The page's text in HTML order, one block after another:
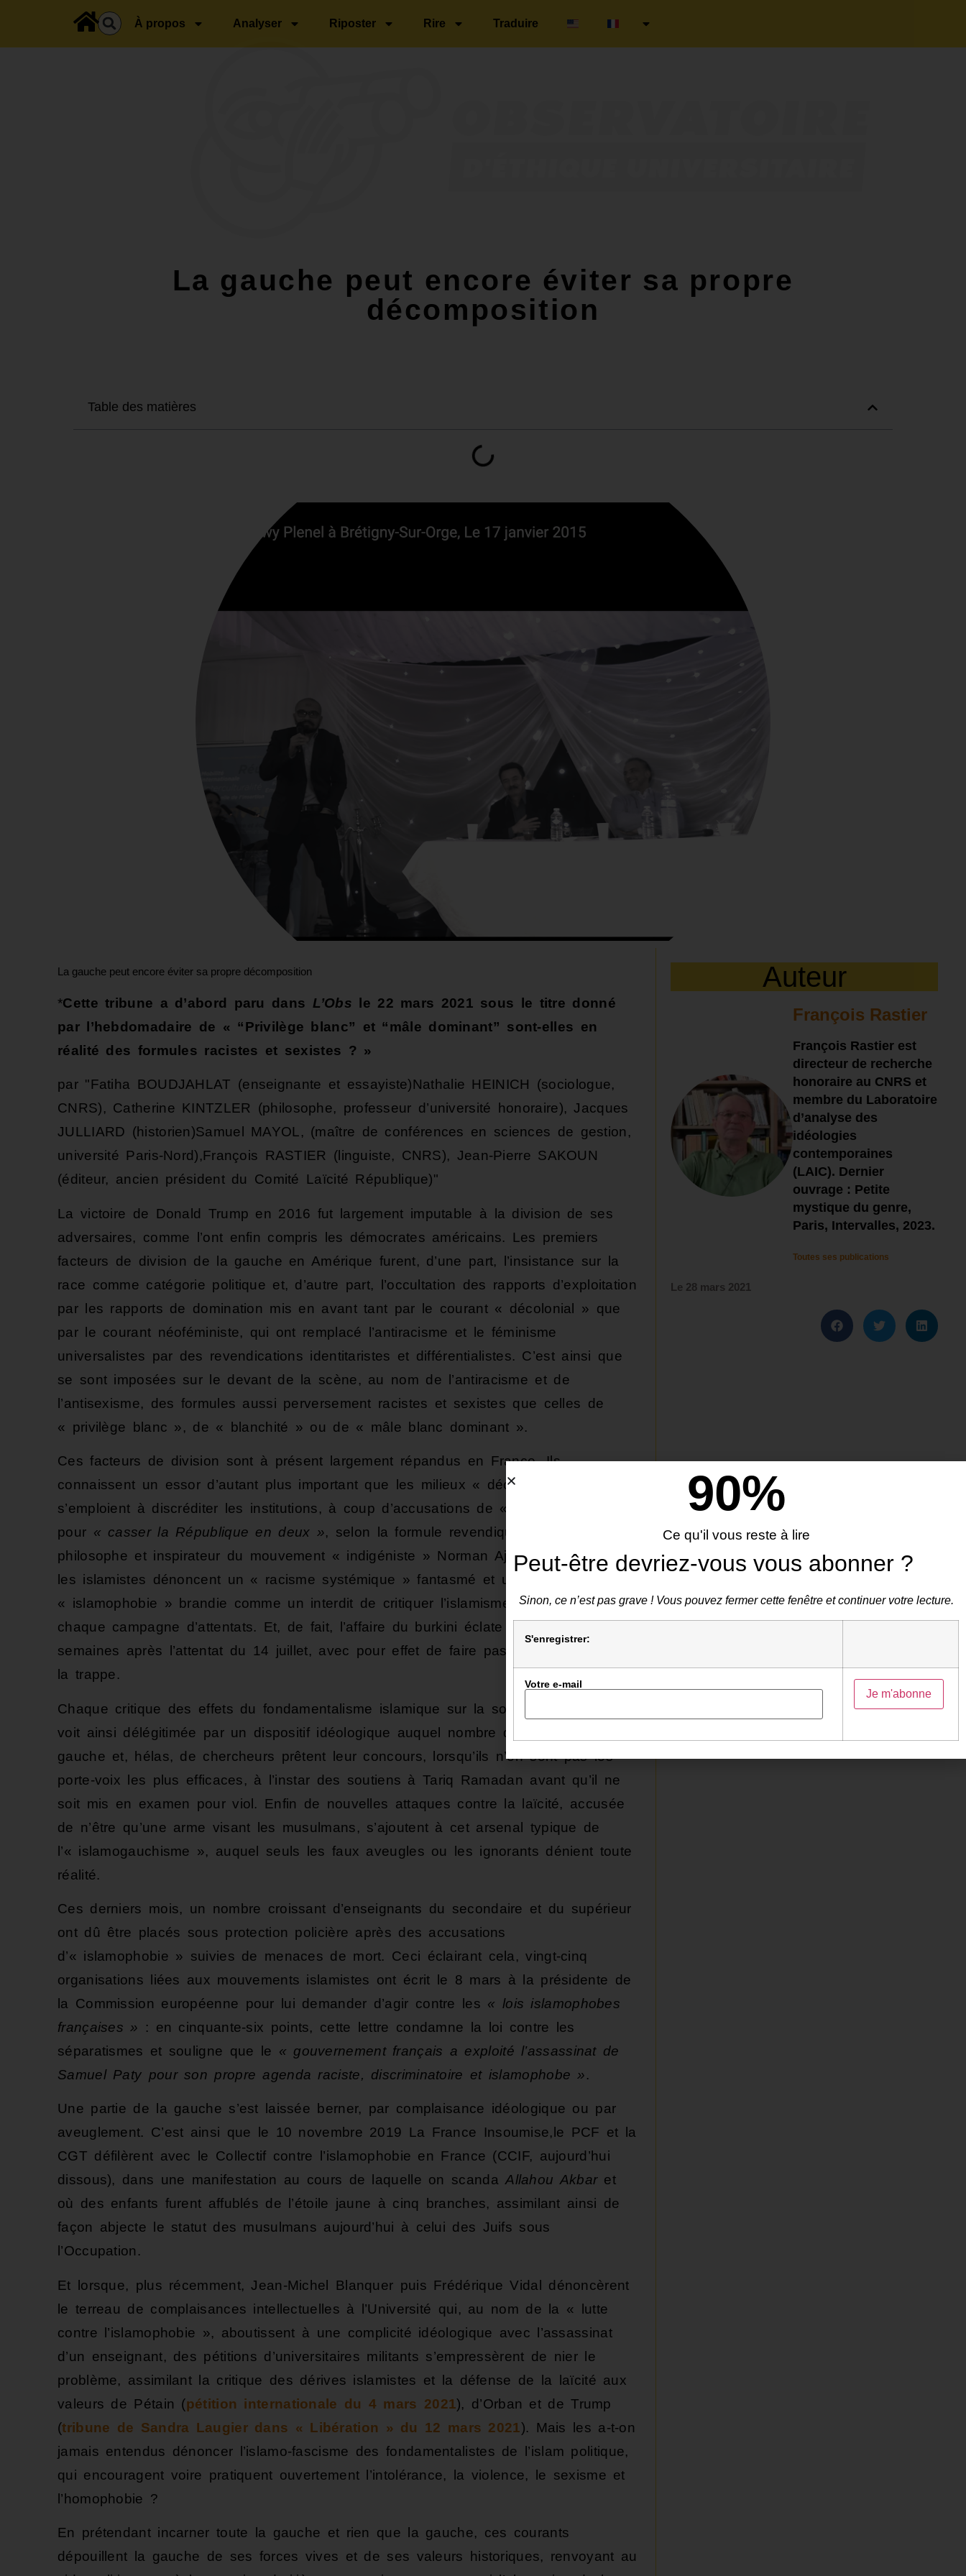
À propos Analyser Riposter Rire Traduire
La gauche peut encore éviter sa propre
décomposition
Table des matières
La gauche peut encore éviter sa propre décomposition
*Cette tribune a d’abord paru dans L’Obs le 22 mars 2021 sous le titre donné
par l’hebdomadaire de « “Privilège blanc” et “mâle dominant” sont-elles en
réalité des formules racistes et sexistes ? »
par
Fatiha BOUDJAHLAT (enseignante et essayiste)Nathalie HEINICH (sociologue,
CNRS), Catherine KINTZLER (philosophe, professeur d’université honoraire), Jacques
JULLIARD (historien)Samuel MAYOL, (maître de conférences en sciences de gestion,
université Paris-Nord),François RASTIER (linguiste, CNRS), Jean-Pierre SAKOUN
(éditeur, ancien président du Comité Laïcité République)
La victoire de Donald Trump en 2016 fut largement imputable à la division de ses
adversaires, comme l’ont enfin compris les démocrates américains. Les premiers
facteurs de division de la gauche en Amérique furent, d’une part, l’insistance sur la
race comme catégorie politique et, d’autre part, l’occultation des rapports d’exploitation
par les rapports de domination mis en avant tant par le courant « décolonial » que
par le courant néoféministe, qui ont remplacé l’antiracisme et le féminisme
universalistes par des revendications identitaristes et différentialistes. C’est ainsi que
se sont imposées sur le devant de la scène, au nom de l’antiracisme et de
l’antisexisme, des formules aussi perversement racistes et sexistes que celles de
« privilège blanc », de « blanchité » ou de « mâle blanc dominant ».
Ces facteurs de division sont à présent largement répandus en France. Ils
connaissent un essor d’autant plus important que les milieux « décoloniaux »
s’emploient à discréditer les institutions, à coup d’accusations de « racisme d’État »,
pour « casser la République en deux », selon la formule revendiquée par le
philosophe et inspirateur du mouvement « indigéniste » Norman Ajari. Comme eux,
les islamistes dénoncent un « racisme systémique » fantasmé et une
« islamophobie » brandie comme un interdit de critiquer l’islamisme, notamment après
chaque campagne d’attentats. Et, de fait, l’affaire du burkini éclate à Nice deux
semaines après l’attentat du 14 juillet, avec pour effet de faire passer le massacre à
la trappe.
Chaque critique des effets du fondamentalisme islamique sur la société française se
voit ainsi délégitimée par un dispositif idéologique auquel nombre de militants de
gauche et, hélas, de chercheurs prêtent leur concours, lorsqu’ils n’en sont pas les
porte-voix les plus efficaces, à l’instar des soutiens à Tariq Ramadan avant qu’il ne
soit mis en examen pour viol. Enfin de nouvelles attaques contre la laïcité, accusée
de n’être qu’une arme visant les musulmans, s’ajoutent à cet arsenal typique de
l’« islamogauchisme », auquel seuls les faux aveugles ou les ignorants dénient toute
réalité.
Ces derniers mois, un nombre croissant d’enseignants du secondaire et du supérieur
ont dû être placés sous protection policière après des accusations
d’« islamophobie » suivies de menaces de mort. Ceci éclairant cela, vingt-cinq
organisations liées aux mouvements islamistes ont écrit le 8 mars à la présidente de
la Commission européenne pour lui demander d’agir contre les « lois islamophobes
françaises » : en cinquante-six points, cette lettre condamne la loi contre les
séparatismes et souligne que le « gouvernement français a exploité l’assassinat de
Samuel Paty pour son propre agenda raciste, discriminatoire et islamophobe ».
Une partie de la gauche s’est laissée berner, par complaisance idéologique ou par
aveuglement. C’est ainsi que le 10 novembre 2019 La France Insoumise,le PCF et la
CGT défilèrent avec le Collectif contre l’islamophobie en France (CCIF, aujourd’hui
dissous), dans une manifestation au cours de laquelle on scandaAllahou Akbaret
où des enfants furent affublés de l’étoile jaune à cinq branches, assimilant ainsi de
façon abjecte le statut des musulmans aujourd’hui à celui des Juifs sous
l’Occupation.
Et lorsque, plus récemment, Jean-Michel Blanquer puis Frédérique Vidal dénoncèrent
le terreau de complaisances intellectuelles à l’Université qui, au nom de la « lutte
contre l’islamophobie », aboutissent à une complicité idéologique avec l’assassinat
d’un enseignant, des pétitions d’universitaires militants s’empressèrent de nier le
problème, assimilant la critique des dérives islamistes et la défense de la laïcité aux
valeurs de Pétain (pétition internationale du 4 mars 2021), d’Orban et de Trump
(tribune de Sandra Laugier dans « Libération » du 12 mars 2021). Mais les a-t-on
jamais entendus dénoncer l’islamo-fascisme des fondamentalistes de l’islam politique,
qui encouragent voire pratiquent ouvertement l’intolérance, la violence, le sexisme et
l’homophobie ?
En prétendant incarner toute la gauche et rien que la gauche, ces courants
dépouillent la gauche de ses forces vives et de ses valeurs historiques, renvoyant au
Auteur
François Rastier
François Rastier est
directeur de recherche
honoraire au CNRS et
membre du Laboratoire
d’analyse des
idéologies
contemporaines
(LAIC). Dernier
ouvrage : Petite
mystique du genre,
Paris, Intervalles, 2023.
Toutes ses publications
Le 28 mars 2021
Ce qu'il vous reste à lire
90%
Peut-être devriez-vous vous abonner ?
Sinon, ce n’est pas grave ! Vous pouvez fermer cette fenêtre et continuer votre lecture.
S'enregistrer:
Votre e-mail